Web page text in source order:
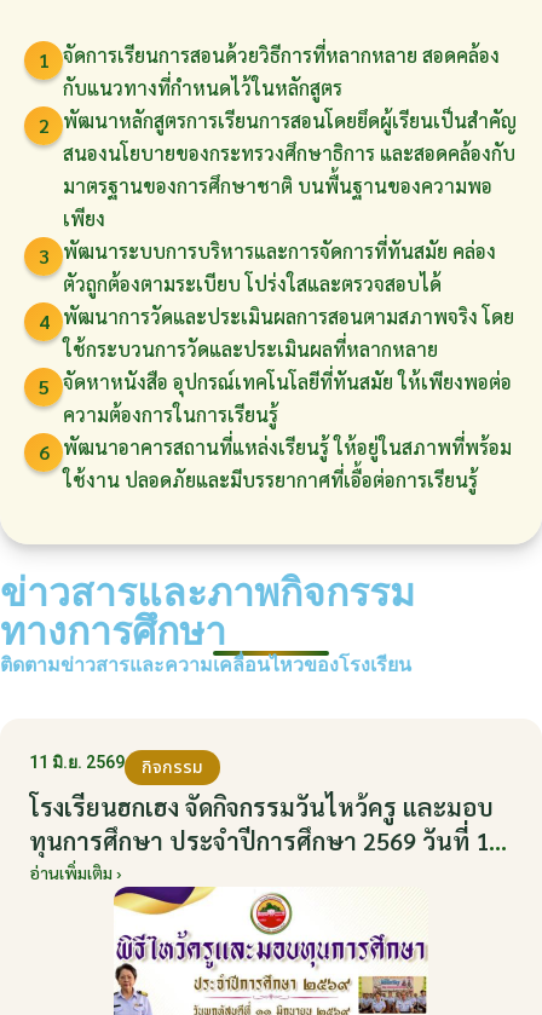
1 จัดการเรียนการสอนด้วยวิธีการที่หลากหลาย สอดคล้อง
กับแนวทางที่กำหนดไว้ในหลักสูตร
2
พัฒนาหลักสูตรการเรียนการสอนโดยยึดผู้เรียนเป็นสำคัญ
สนองนโยบายของกระทรวงศึกษาธิการ และสอดคล้องกับ
มาตรฐานของการศึกษาชาติ บนพื้นฐานของความพอ
เพียง
3
พัฒนาระบบการบริหารและการจัดการที่ทันสมัย คล่อง
ตัวถูกต้องตามระเบียบ โปร่งใสและตรวจสอบได้
4 พัฒนาการวัดและประเมินผลการสอนตามสภาพจริง โดย
ใช้กระบวนการวัดและประเมินผลที่หลากหลาย
5 จัดหาหนังสือ อุปกรณ์เทคโนโลยีที่ทันสมัย ให้เพียงพอต่อ
ความต้องการในการเรียนรู้
6 พัฒนาอาคารสถานที่แหล่งเรียนรู้ ให้อยู่ในสภาพที่พร้อม
ใช้งาน ปลอดภัยและมีบรรยากาศที่เอื้อต่อการเรียนรู้
ข่าวสารและภาพกิจกรรม
ทางการศึกษา
ติดตามข่าวสารและความเคลื่อนไหวของโรงเรียน
11 มิ.ย. 2569 กิจกรรม
โรงเรียนฮกเฮง จัดกิจกรรมวันไหว้ครู และมอบ
ทุนการศึกษา ประจำปีการศึกษา 2569 วันที่ 11
มิถุนายน 2569
อ่านเพิ่มเติม ›